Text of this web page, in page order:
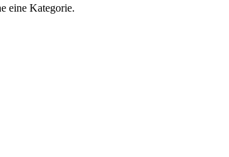
eine Kategorie.